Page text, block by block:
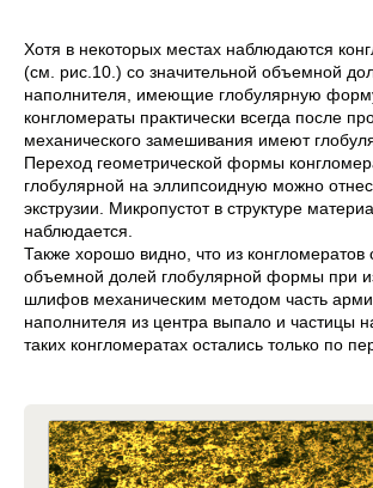
Хотя в некоторых местах наблюдаются
(см. рис.10.) со значительной объемной
наполнителя, имеющие глобулярную
конгломераты практически всегда после
механического замешивания имеют
Переход геометрической формы
глобулярной на эллипсоидную можно
экструзии. Микропустот в структуре
наблюдается.
Также хорошо видно, что из конгломератов
объемной долей глобулярной формы при
шлифов механическим методом часть
наполнителя из центра выпало и частицы
таких конгломератах остались только по